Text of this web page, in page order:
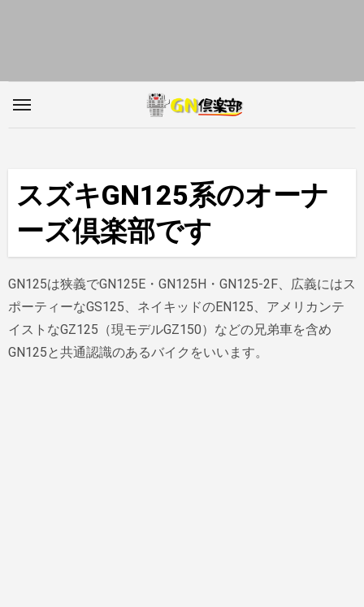
ス
スズキGN125系のオーナ
ーズ倶楽部です
GN125は狭義でGN125E・GN125H・GN125-2F、広義にはス
ポーティーなGS125、ネイキッドのEN125、アメリカンテ
イストなGZ125（現モデルGZ150）などの兄弟車を含め
GN125と共通認識のあるバイクをいいます。